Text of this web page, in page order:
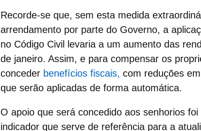
Recorde-se que, sem esta medida
arrendamento por parte do Governo, a
no Código Civil levaria a um aumento das
de janeiro. Assim, e para compensar os
conceder benefícios fiscais, com reduções
que serão aplicadas de forma automática.
O apoio que será concedido aos senhorios
indicador que serve de referência para a